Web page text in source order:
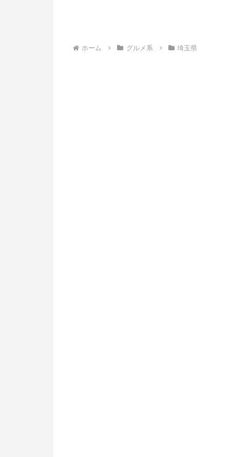
ホーム グルメ系 埼玉県